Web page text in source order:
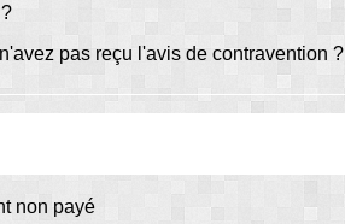
pas reçu l'avis de contravention ?
non payé